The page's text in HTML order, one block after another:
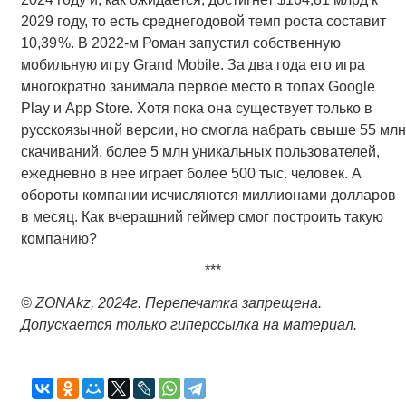
2029 году, то есть среднегодовой темп роста составит
10,39 %. В 2022-м Роман запустил собственную
мобильную игру Grand Mobile. За два года его игра
многократно занимала первое место в топах Google
Play и App Store. Хотя пока она существует только в
русскоязычной версии, но смогла набрать свыше 55 млн
скачиваний, более 5 млн уникальных пользователей,
ежедневно в нее играет более 500 тыс. человек. А
обороты компании исчисляются миллионами долларов
в месяц. Как вчерашний геймер смог построить такую
компанию?
***
© ZONAkz, 2024г. Перепечатка запрещена.
Допускается только гиперссылка на материал.